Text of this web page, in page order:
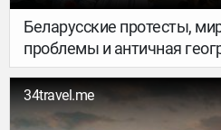
Беларусские протесты,
проблемы и античная
интересные материалы
любознательных
34travel.me